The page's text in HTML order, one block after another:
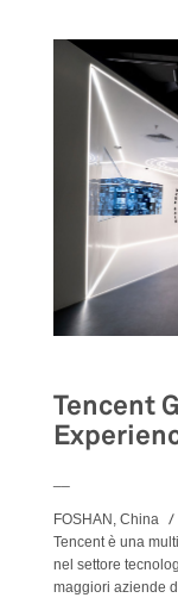
Tencent
FOSHAN, China
Tencent è una
nel settore
maggiori aziende